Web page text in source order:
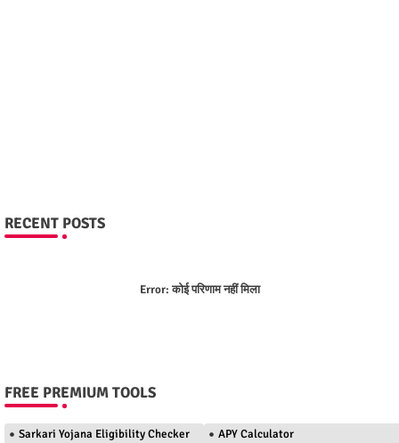
RECENT POSTS
Error:कोई परिणाम नहीं मिला
FREE PREMIUM TOOLS
Sarkari Yojana Eligibility Checker APY Calculator